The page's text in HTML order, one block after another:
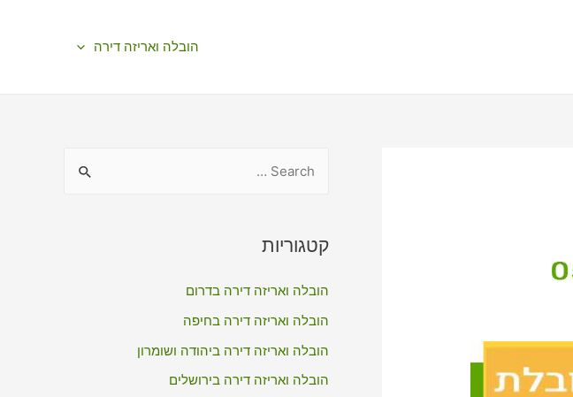
הובלה ואריזה דירה
r
h
f
o
קטגוריות
הובלה ואריזה דירה בדרום
הובלה ואריזה דירה בחיפה
הובלה ואריזה דירה ביהודה ושומרון
הובלה ואריזה דירה בירושלים